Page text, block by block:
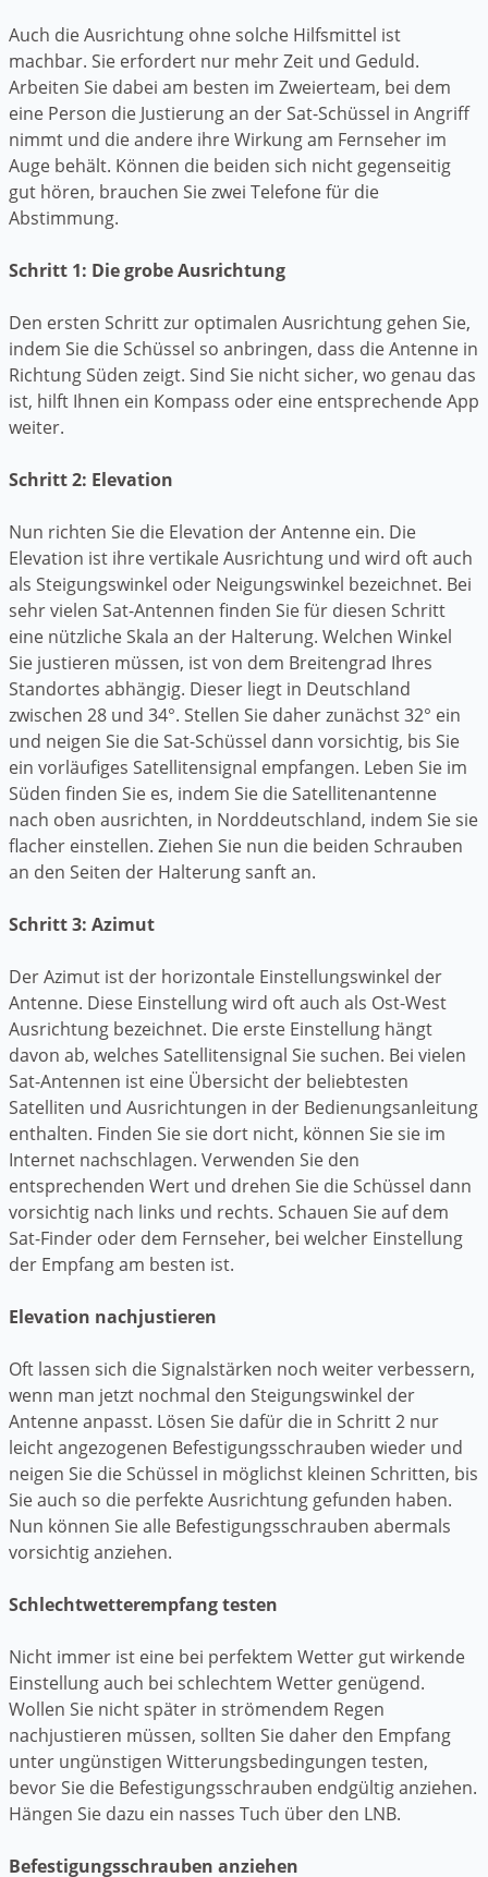
Auch die Ausrichtung ohne solche Hilfsmittel ist
machbar. Sie erfordert nur mehr Zeit und Geduld.
Arbeiten Sie dabei am besten im Zweierteam, bei dem
eine Person die Justierung an der Sat-Schüssel in Angriff
nimmt und die andere ihre Wirkung am Fernseher im
Auge behält. Können die beiden sich nicht gegenseitig
gut hören, brauchen Sie zwei Telefone für die
Abstimmung.
Schritt 1: Die grobe Ausrichtung
Den ersten Schritt zur optimalen Ausrichtung gehen Sie,
indem Sie die Schüssel so anbringen, dass die Antenne in
Richtung Süden zeigt. Sind Sie nicht sicher, wo genau das
ist, hilft Ihnen ein Kompass oder eine entsprechende App
weiter.
Schritt 2: Elevation
Nun richten Sie die Elevation der Antenne ein. Die
Elevation ist ihre vertikale Ausrichtung und wird oft auch
als Steigungswinkel oder Neigungswinkel bezeichnet. Bei
sehr vielen Sat-Antennen finden Sie für diesen Schritt
eine nützliche Skala an der Halterung. Welchen Winkel
Sie justieren müssen, ist von dem Breitengrad Ihres
Standortes abhängig. Dieser liegt in Deutschland
zwischen 28 und 34°. Stellen Sie daher zunächst 32° ein
und neigen Sie die Sat-Schüssel dann vorsichtig, bis Sie
ein vorläufiges Satellitensignal empfangen. Leben Sie im
Süden finden Sie es, indem Sie die Satellitenantenne
nach oben ausrichten, in Norddeutschland, indem Sie sie
flacher einstellen. Ziehen Sie nun die beiden Schrauben
an den Seiten der Halterung sanft an.
Schritt 3: Azimut
Der Azimut ist der horizontale Einstellungswinkel der
Antenne. Diese Einstellung wird oft auch als Ost-West
Ausrichtung bezeichnet. Die erste Einstellung hängt
davon ab, welches Satellitensignal Sie suchen. Bei vielen
Sat-Antennen ist eine Übersicht der beliebtesten
Satelliten und Ausrichtungen in der Bedienungsanleitung
enthalten. Finden Sie sie dort nicht, können Sie sie im
Internet nachschlagen. Verwenden Sie den
entsprechenden Wert und drehen Sie die Schüssel dann
vorsichtig nach links und rechts. Schauen Sie auf dem
Sat-Finder oder dem Fernseher, bei welcher Einstellung
der Empfang am besten ist.
Elevation nachjustieren
Oft lassen sich die Signalstärken noch weiter verbessern,
wenn man jetzt nochmal den Steigungswinkel der
Antenne anpasst. Lösen Sie dafür die in Schritt 2 nur
leicht angezogenen Befestigungsschrauben wieder und
neigen Sie die Schüssel in möglichst kleinen Schritten, bis
Sie auch so die perfekte Ausrichtung gefunden haben.
Nun können Sie alle Befestigungsschrauben abermals
vorsichtig anziehen.
Schlechtwetterempfang testen
Nicht immer ist eine bei perfektem Wetter gut wirkende
Einstellung auch bei schlechtem Wetter genügend.
Wollen Sie nicht später in strömendem Regen
nachjustieren müssen, sollten Sie daher den Empfang
unter ungünstigen Witterungsbedingungen testen,
bevor Sie die Befestigungsschrauben endgültig anziehen.
Hängen Sie dazu ein nasses Tuch über den LNB.
Befestigungsschrauben anziehen